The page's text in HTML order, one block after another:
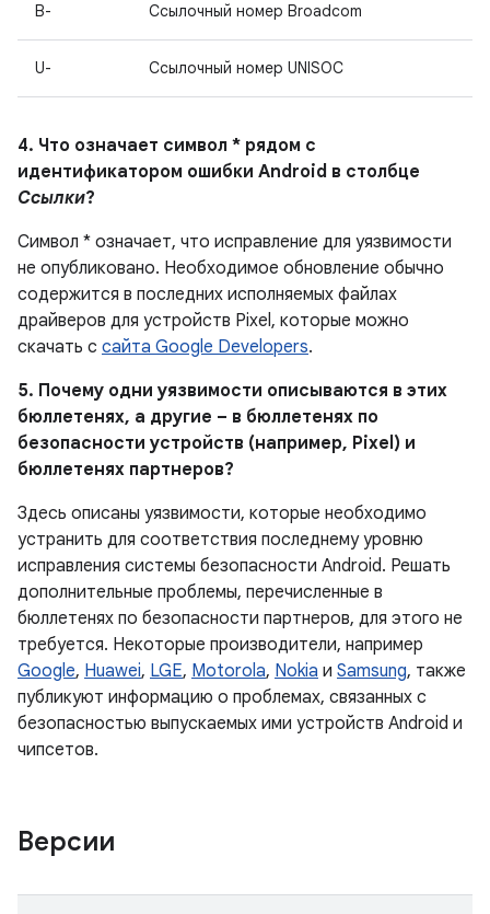
B- Ссылочный номер Broadcom
U- Ссылочный номер UNISOC
4. Что означает символ * рядом с
идентификатором ошибки Android в столбце
Ссылки?
Символ * означает, что исправление для уязвимости
не опубликовано. Необходимое обновление обычно
содержится в последних исполняемых файлах
драйверов для устройств Pixel, которые можно
скачать с сайта Google Developers.
5. Почему одни уязвимости описываются в этих
бюллетенях, а другие – в бюллетенях по
безопасности устройств (например, Pixel) и
бюллетенях партнеров?
Здесь описаны уязвимости, которые необходимо
устранить для соответствия последнему уровню
исправления системы безопасности Android. Решать
дополнительные проблемы, перечисленные в
бюллетенях по безопасности партнеров, для этого не
требуется. Некоторые производители, например
Google, Huawei, LGE, Motorola, Nokia и Samsung, также
публикуют информацию о проблемах, связанных с
безопасностью выпускаемых ими устройств Android и
чипсетов.
Версии